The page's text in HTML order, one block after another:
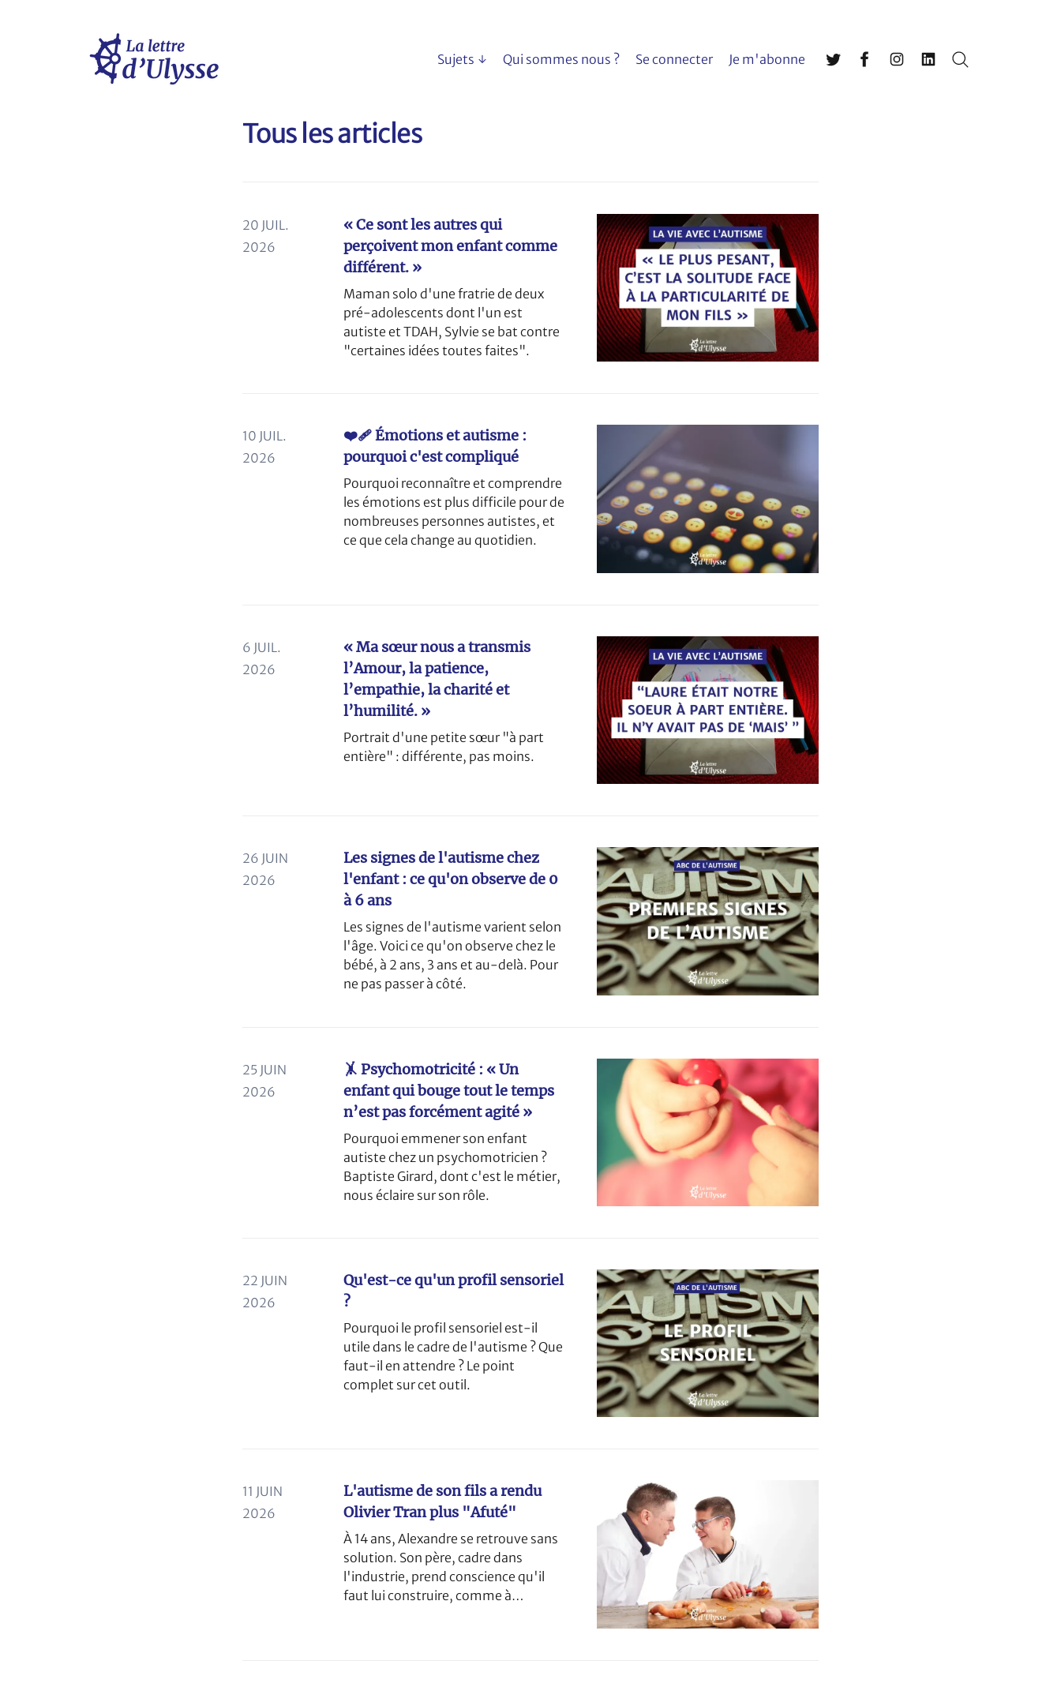
Sujets Qui sommes nous ? Se connecter Je m'abonne
Tous les articles
20 JUIL.
2026
« Ce sont les autres qui
perçoivent mon enfant comme
différent. »
Maman solo d'une fratrie de deux
pré-adolescents dont l'un est
autiste et TDAH, Sylvie se bat contre
"certaines idées toutes faites".
10 JUIL.
2026
❤️‍🩹 Émotions et autisme :
pourquoi c'est compliqué
Pourquoi reconnaître et comprendre
les émotions est plus difficile pour de
nombreuses personnes autistes, et
ce que cela change au quotidien.
6 JUIL.
2026
« Ma sœur nous a transmis
l’Amour, la patience,
l’empathie, la charité et
l’humilité. »
Portrait d'une petite sœur "à part
entière" : différente, pas moins.
26 JUIN
2026
Les signes de l'autisme chez
l'enfant : ce qu'on observe de 0
à 6 ans
Les signes de l'autisme varient selon
l'âge. Voici ce qu'on observe chez le
bébé, à 2 ans, 3 ans et au-delà. Pour
ne pas passer à côté.
25 JUIN
2026
🤸 Psychomotricité : « Un
enfant qui bouge tout le temps
n’est pas forcément agité »
Pourquoi emmener son enfant
autiste chez un psychomotricien ?
Baptiste Girard, dont c'est le métier,
nous éclaire sur son rôle.
22 JUIN
2026
Qu'est-ce qu'un profil sensoriel
?
Pourquoi le profil sensoriel est-il
utile dans le cadre de l'autisme ? Que
faut-il en attendre ? Le point
complet sur cet outil.
11 JUIN
2026
L'autisme de son fils a rendu
Olivier Tran plus "Afuté"
À 14 ans, Alexandre se retrouve sans
solution. Son père, cadre dans
l'industrie, prend conscience qu'il
faut lui construire, comme à